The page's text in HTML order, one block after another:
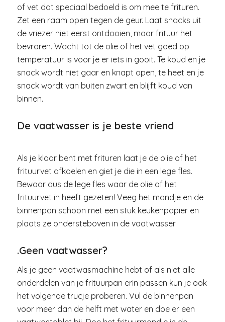
of vet dat speciaal bedoeld is om mee te frituren.
Zet een raam open tegen de geur. Laat snacks uit
de vriezer niet eerst ontdooien, maar frituur het
bevroren. Wacht tot de olie of het vet goed op
temperatuur is voor je er iets in gooit. Te koud en je
snack wordt niet gaar en knapt open, te heet en je
snack wordt van buiten zwart en blijft koud van
binnen.
De vaatwasser is je beste vriend
Als je klaar bent met frituren laat je de olie of het
frituurvet afkoelen en giet je die in een lege fles.
Bewaar dus de lege fles waar de olie of het
frituurvet in heeft gezeten! Veeg het mandje en de
binnenpan schoon met een stuk keukenpapier en
plaats ze ondersteboven in de vaatwasser
.Geen vaatwasser?
Als je geen vaatwasmachine hebt of als niet alle
onderdelen van je frituurpan erin passen kun je ook
het volgende trucje proberen. Vul de binnenpan
voor meer dan de helft met water en doe er een